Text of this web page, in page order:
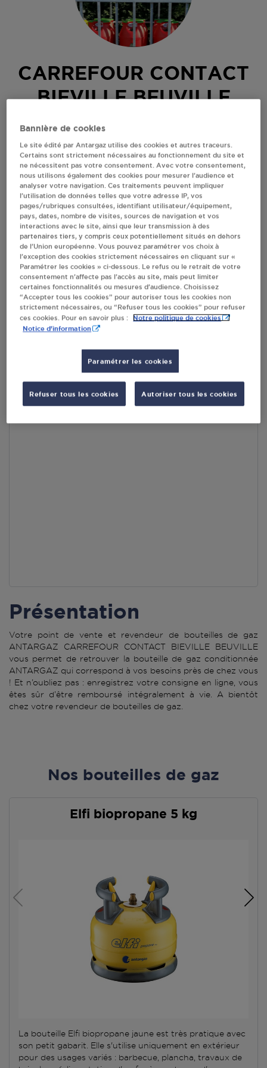
CARREFOUR CONTACT
BIEVILLE BEUVILLE
18 RUE DES ECOLES
Revendeur de bouteilles de gaz
S'Y RENDRE
AFFICHER LE TÉLÉPHONE
RECEVOIR LES COORDONNÉES DU REVENDEUR
En cliquant sur « S’y rendre », j’autorise le traitement
d’informations (dont mon adresse IP) et leur transfert hors UE
par Google Maps afin d’afficher la carte.
En savoir plus
Accès
Présentation
Votre point de vente et revendeur de bouteilles de gaz
ANTARGAZ CARREFOUR CONTACT BIEVILLE BEUVILLE
vous permet de retrouver la bouteille de gaz conditionnée
ANTARGAZ qui correspond à vos besoins près de chez vous
! Et n’oubliez pas : enregistrez votre consigne en ligne, vous
êtes sûr d’être remboursé intégralement à vie. A bientôt
chez votre revendeur de bouteilles de gaz.
Nos bouteilles de gaz
Elfi biopropane 5 kg
La bouteille Elfi biopropane jaune est très pratique avec
son petit gabarit. Elle s'utilise uniquement en extérieur
pour des usages variés : barbecue, plancha, travaux de
Bannière de cookies
Le site édité par Antargaz utilise des cookies et autres traceurs.
Certains sont strictement nécessaires au fonctionnement du site et
ne nécessitent pas votre consentement. Avec votre consentement,
nous utilisons également des cookies pour mesurer l’audience et
analyser votre navigation. Ces traitements peuvent impliquer
l’utilisation de données telles que votre adresse IP, vos
pages/rubriques consultées, identifiant utilisateur/équipement,
pays, dates, nombre de visites, sources de navigation et vos
interactions avec le site, ainsi que leur transmission à des
partenaires tiers, y compris ceux potentiellement situés en dehors
de l’Union européenne. Vous pouvez paramétrer vos choix à
l’exception des cookies strictement nécessaires en cliquant sur «
Paramétrer les cookies » ci-dessous. Le refus ou le retrait de votre
consentement n’affecte pas l’accès au site, mais peut limiter
certaines fonctionnalités ou mesures d’audience. Choisissez
“Accepter tous les cookies” pour autoriser tous les cookies non
strictement nécessaires, ou “Refuser tous les cookies” pour refuser
ces cookies. Pour en savoir plus :
Notre politique de cookies
Notice d'information
Paramétrer les cookies
Refuser tous les cookies Autoriser tous les cookies